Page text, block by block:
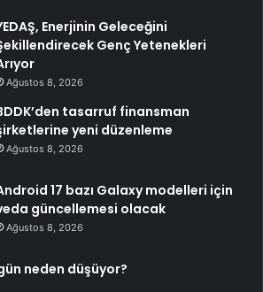
Enerjinin Geleceğini
Genç Yetenekleri
Ağustos 8, 2026
tasarruf finansman
yeni düzenleme
Ağustos 8, 2026
17 bazı Galaxy modelleri için
güncellemesi olacak
Ağustos 8, 2026
neden düşüyor?